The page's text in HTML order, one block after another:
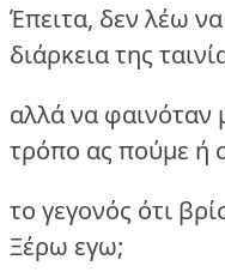
Έπειτα, δεν λέω
διάρκεια της
αλλά να φαινόταν
τρόπο ας πούμε ή
το γεγονός ότι
Ξέρω εγω;